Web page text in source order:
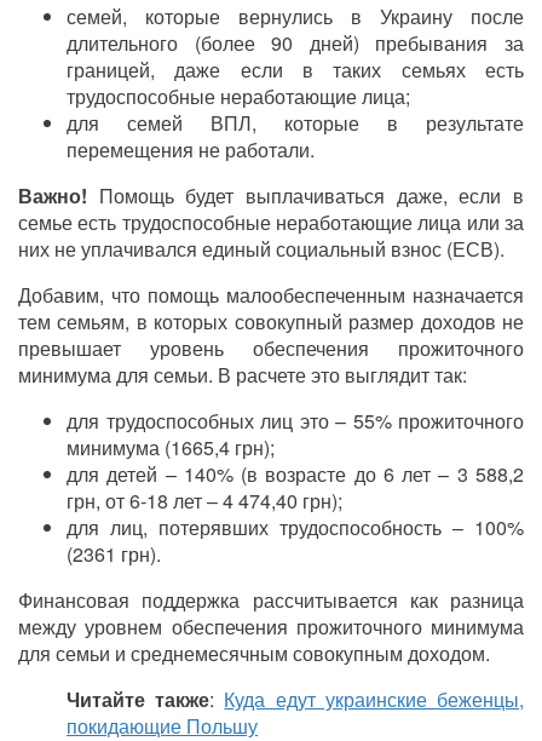
семей, которые вернулись в Украину после
длительного (более 90 дней) пребывания за
границей, даже если в таких семьях есть
трудоспособные неработающие лица;
для семей ВПЛ, которые в результате
перемещения не работали.
Важно! Помощь будет выплачиваться даже, если в
семье есть трудоспособные неработающие лица или за
них не уплачивался единый социальный взнос (ЕСВ).
Добавим, что помощь малообеспеченным назначается
тем семьям, в которых совокупный размер доходов не
превышает уровень обеспечения прожиточного
минимума для семьи. В расчете это выглядит так:
для трудоспособных лиц это – 55% прожиточного
минимума (1665,4 грн);
для детей – 140% (в возрасте до 6 лет – 3 588,2
грн, от 6-18 лет – 4 474,40 грн);
для лиц, потерявших трудоспособность – 100%
(2361 грн).
Финансовая поддержка рассчитывается как разница
между уровнем обеспечения прожиточного минимума
для семьи и среднемесячным совокупным доходом.
Читайте также: Куда едут украинские беженцы,
покидающие Польшу